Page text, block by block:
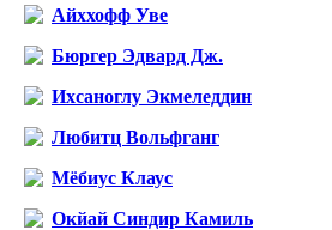
Айххофф Уве
Бюргер Эдвард Дж.
Ихсаноглу Экмеледдин
Любитц Вольфганг
Мёбиус Клаус
Окйай Синдир Камиль